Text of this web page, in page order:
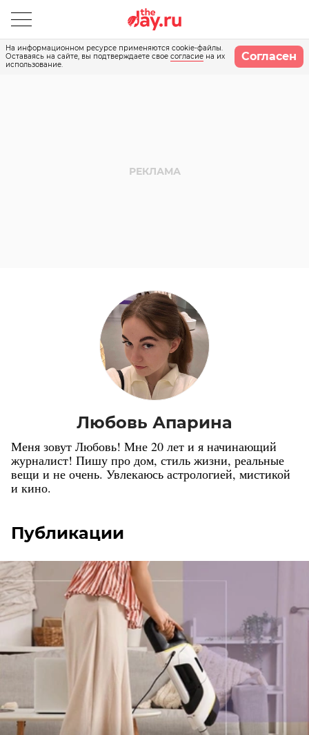
На информационном ресурсе применяются cookie-файлы.
Оставаясь на сайте, вы подтверждаете свое согласие на их
использование.
Согласен
Любовь Апарина
Меня зовут Любовь! Мне 20 лет и я начинающий
журналист! Пишу про дом, стиль жизни, реальные
вещи и не очень. Увлекаюсь астрологией, мистикой
и кино.
Публикации